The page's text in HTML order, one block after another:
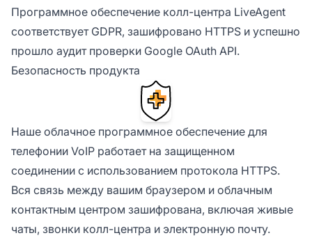
Программное обеспечение колл-центра LiveAgent
соответствует GDPR, зашифровано HTTPS и успешно
прошло аудит проверки Google OAuth API.
Безопасность продукта
Наше облачное программное обеспечение для
телефонии VoIP работает на защищенном
соединении с использованием протокола HTTPS.
Вся связь между вашим браузером и облачным
контактным центром зашифрована, включая живые
чаты, звонки колл-центра и электронную почту.